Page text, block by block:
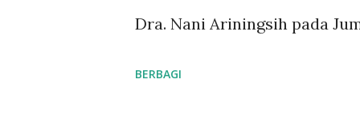
PNBP yang berlaku di
Dra. Nani Ariningsih pada
BERBAGI